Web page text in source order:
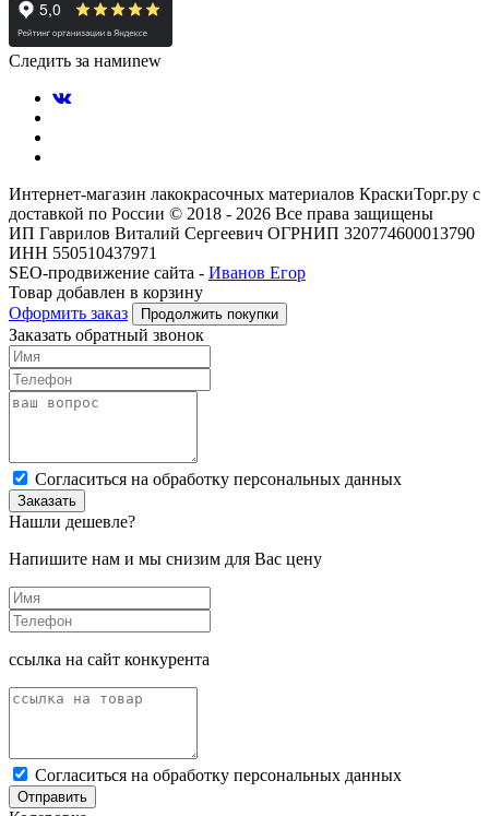
Следить за намиnew
Интернет-магазин лакокрасочных материалов КраскиТорг.ру с
доставкой по России © 2018 - 2026 Все права защищены
ИП Гаврилов Виталий Сергеевич ОГРНИП 320774600013790
ИНН 550510437971
SEO-продвижение сайта - Иванов Егор
Товар добавлен в корзину
Оформить заказ
Продолжить покупки
Заказать обратный звонок
Cогласиться на обработку персональных данных
Заказать
Нашли дешевле?
Напишите нам и мы снизим для Вас цену
ссылка на сайт конкурента
Cогласиться на обработку персональных данных
Отправить